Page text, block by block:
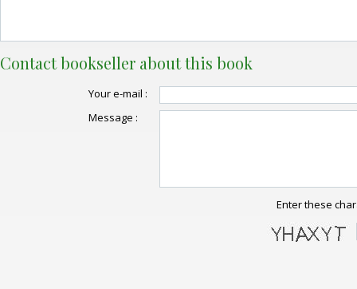
Contact bookseller about this book
Your e-mail :
Message :
Enter these